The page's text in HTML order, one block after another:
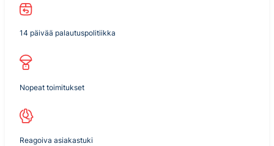
14 päivää palautuspolitiikka
Nopeat toimitukset
Reagoiva asiakastuki